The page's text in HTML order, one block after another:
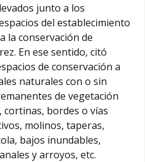
junto a los
del establecimiento
la conservación de
En ese sentido, citó
de conservación a
naturales con o sin
de vegetación
bordes o vías
molinos, taperas,
bajos inundables,
y arroyos, etc.